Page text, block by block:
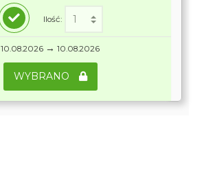
Ilość:
10.08.2026 → 10.08.2026
WYBRANO